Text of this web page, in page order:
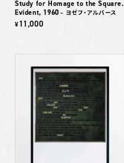
Study for Homage to the Square.
Evident, 1960 – ヨゼフ・アルバース
¥11,000